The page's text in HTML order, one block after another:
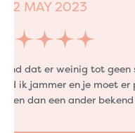
02 MAY 2023
dat er weinig tot geen
ik jammer en je moet er
dan een ander